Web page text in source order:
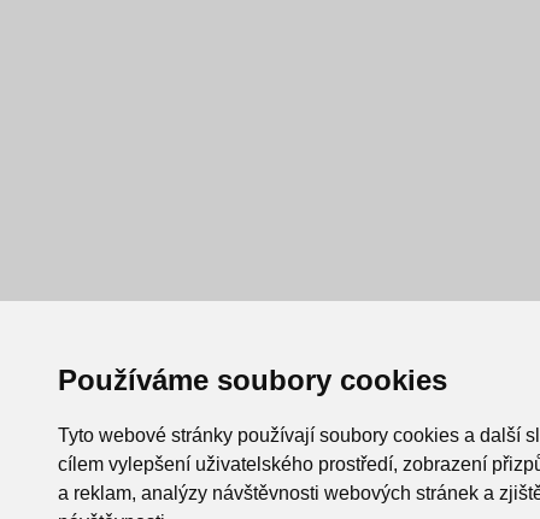
Používáme soubory cookies
Tyto webové stránky používají soubory cookies a další
cílem vylepšení uživatelského prostředí, zobrazení
a reklam, analýzy návštěvnosti webových stránek a